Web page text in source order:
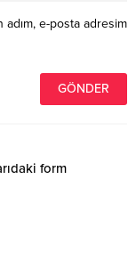
adım, e-posta adresim
form